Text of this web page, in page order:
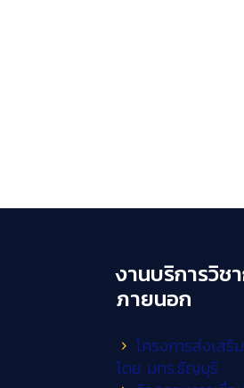
งานบริการวิช
ภายนอก
โครงการส่งเส
โดย. มทร.ธัญบุรี